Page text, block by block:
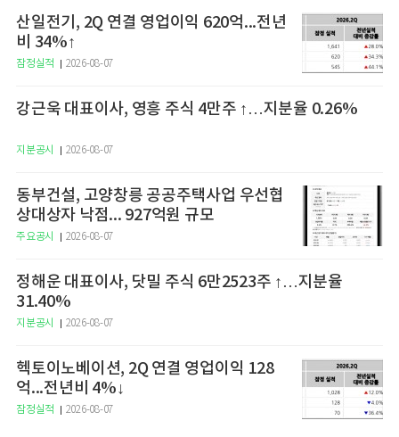
산일전기, 2Q 연결 영업이익 620억...전년
비 34%↑
잠정실적 2026-08-07
강근욱 대표이사, 영흥 주식 4만주 ↑…지분율 0.26%
지분공시 2026-08-07
동부건설, 고양창릉 공공주택사업 우선협
상대상자 낙점... 927억원 규모
주요공시 2026-08-07
정해운 대표이사, 닷밀 주식 6만2523주 ↑…지분율
31.40%
지분공시 2026-08-07
헥토이노베이션, 2Q 연결 영업이익 128
억...전년비 4%↓
잠정실적 2026-08-07